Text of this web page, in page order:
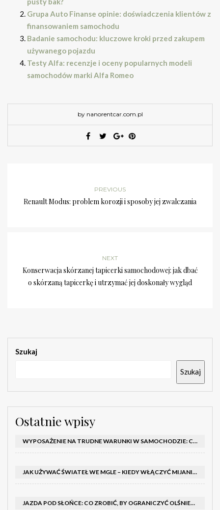
Grupa Auto Finanse opinie: doświadczenia klientów z
finansowaniem samochodu
Badanie samochodu: kluczowe kroki przed zakupem
używanego pojazdu
Testy Alfa: recenzje i oceny popularnych modeli
samochodów marki Alfa Romeo
by nanorentcar.com.pl
PREVIOUS
Renault Modus: problem korozji i sposoby jej zwalczania
NEXT
Konserwacja skórzanej tapicerki samochodowej: jak dbać
o skórzaną tapicerkę i utrzymać jej doskonały wygląd
Szukaj
Szukaj
Ostatnie wpisy
WYPOSAŻENIE NA TRUDNE WARUNKI W SAMOCHODZIE: CO MIEĆ ZIMĄ, W TRASIE I NA WYPADEK AWARII
JAK UŻYWAĆ ŚWIATEŁ WE MGLE – KIEDY WŁĄCZYĆ MIJANIA I PRZECIWMGIELNE ORAZ CZEGO NIE ROBIĆ
JAZDA POD SŁOŃCE: CO ZROBIĆ, BY OGRANICZYĆ OLŚNIENIE I POPRAWIĆ WIDOCZNOŚĆ